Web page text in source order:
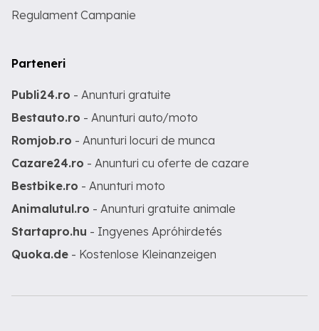
Regulament Campanie
Parteneri
Publi24.ro - Anunturi gratuite
Bestauto.ro - Anunturi auto/moto
Romjob.ro - Anunturi locuri de munca
Cazare24.ro - Anunturi cu oferte de cazare
Bestbike.ro - Anunturi moto
Animalutul.ro - Anunturi gratuite animale
Startapro.hu - Ingyenes Apróhirdetés
Quoka.de - Kostenlose Kleinanzeigen